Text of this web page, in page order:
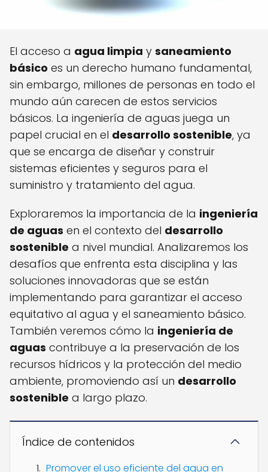
El acceso a agua limpia y saneamiento
básico es un derecho humano fundamental,
sin embargo, millones de personas en todo el
mundo aún carecen de estos servicios
básicos. La ingeniería de aguas juega un
papel crucial en el desarrollo sostenible, ya
que se encarga de diseñar y construir
sistemas eficientes y seguros para el
suministro y tratamiento del agua.
Exploraremos la importancia de la ingeniería
de aguas en el contexto del desarrollo
sostenible a nivel mundial. Analizaremos los
desafíos que enfrenta esta disciplina y las
soluciones innovadoras que se están
implementando para garantizar el acceso
equitativo al agua y el saneamiento básico.
También veremos cómo la ingeniería de
aguas contribuye a la preservación de los
recursos hídricos y la protección del medio
ambiente, promoviendo así un desarrollo
sostenible a largo plazo.
Índice de contenidos
Promover el uso eficiente del agua en